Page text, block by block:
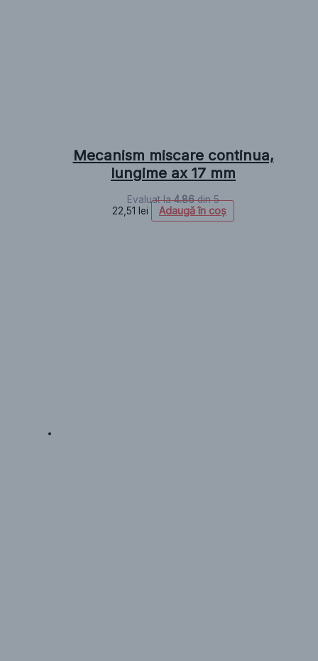
Mecanism miscare continua,
lungime ax 17 mm
Evaluat la4.86din 5
22,51
lei Adaugă în coș